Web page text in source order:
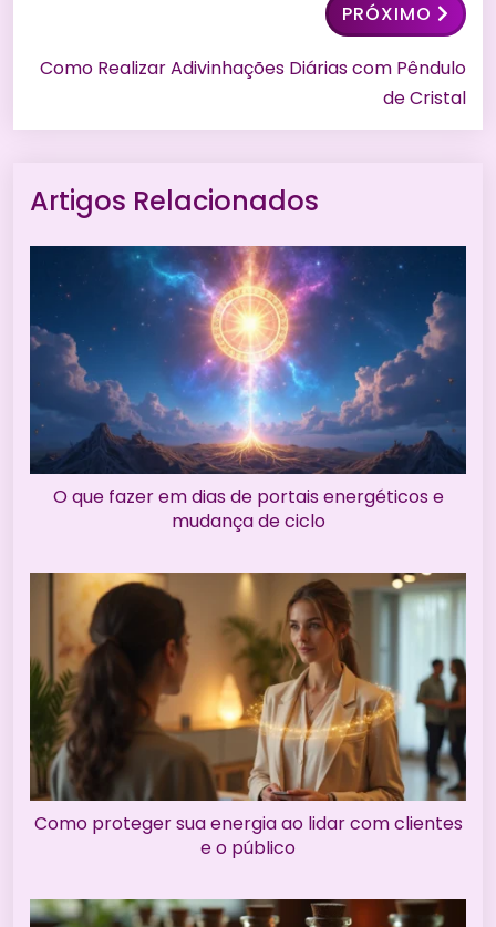
PRÓXIMO
Como Realizar Adivinhações Diárias com Pêndulo
de Cristal
Artigos Relacionados
O que fazer em dias de portais energéticos e
mudança de ciclo
Como proteger sua energia ao lidar com clientes
e o público